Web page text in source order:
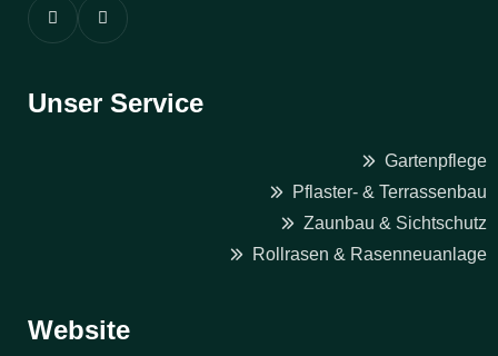
Unser Service
Gartenpflege
Pflaster- & Terrassenbau
Zaunbau & Sichtschutz
Rollrasen & Rasenneuanlage
Website